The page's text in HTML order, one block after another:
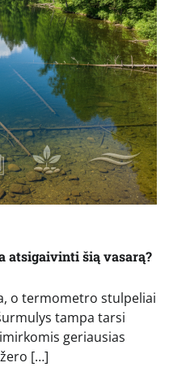
atsigaivinti šią vasarą?
o termometro stulpeliai
tampa tarsi
geriausias
[…]